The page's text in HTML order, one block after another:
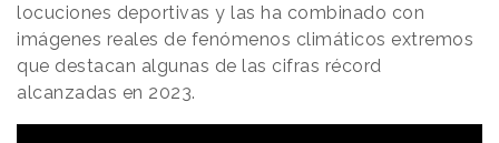
locuciones deportivas y las ha combinado con
imágenes reales de fenómenos climáticos extremos
que destacan algunas de las cifras récord
alcanzadas en 2023.